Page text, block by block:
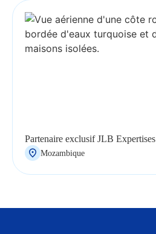
Partenaire exclusif JLB Expertises
Mozambique